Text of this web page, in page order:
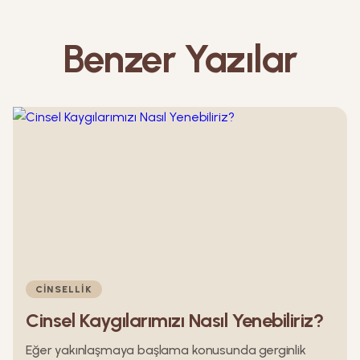
Benzer Yazılar
CINSELLIK
Cinsel Kaygılarımızı Nasıl Yenebiliriz?
Eğer yakınlaşmaya başlama konusunda gerginlik